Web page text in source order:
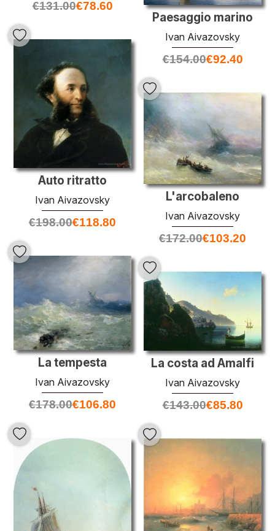
€131.00€78.60
Paesaggio marino
Ivan Aivazovsky
€154.00€92.40
Auto ritratto
Ivan Aivazovsky
€198.00€118.80
L'arcobaleno
Ivan Aivazovsky
€172.00€103.20
La tempesta
Ivan Aivazovsky
€178.00€106.80
La costa ad Amalfi
Ivan Aivazovsky
€143.00€85.80